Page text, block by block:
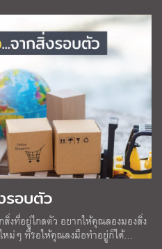
รอบตัว
งที่อยู่ไกลตัว อยากให้คุณลองมองสิ่ง
หม่ๆ ที่รอให้คุณลงมือทำอยู่ก็ได้…